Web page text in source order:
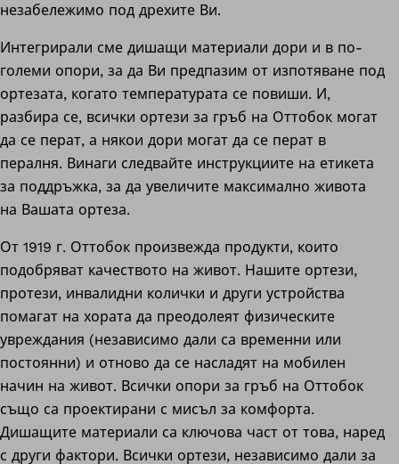
незабележимо под дрехите Ви.
Интегрирали сме дишащи материали дори и в по-
големи опори, за да Ви предпазим от изпотяване под
ортезата, когато температурата се повиши. И,
разбира се, всички ортези за гръб на Оттобок могат
да се перат, а някои дори могат да се перат в
пералня. Винаги следвайте инструкциите на етикета
за поддръжка, за да увеличите максимално живота
на Вашата ортеза.
От 1919 г. Оттобок произвежда продукти, които
подобряват качеството на живот. Нашите ортези,
протези, инвалидни колички и други устройства
помагат на хората да преодолеят физическите
увреждания (независимо дали са временни или
постоянни) и отново да се насладят на мобилен
начин на живот. Всички опори за гръб на Оттобок
също са проектирани с мисъл за комфорта.
Дишащите материали са ключова част от това, наред
с други фактори. Всички ортези, независимо дали за